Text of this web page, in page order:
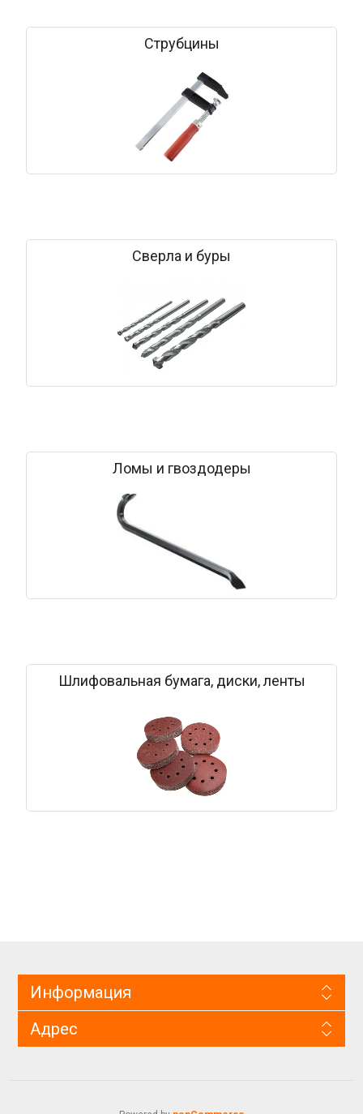
Струбцины
Сверла и буры
Ломы и гвоздодеры
Шлифовальная бумага, диски, ленты
Информация
Адрес